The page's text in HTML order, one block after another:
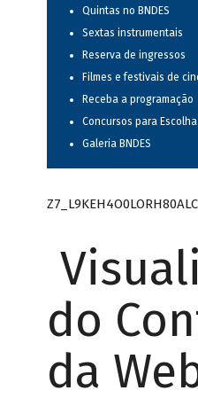
Quintas no BNDES
Sextas instrumentais
Reserva de ingressos
Filmes e festivais de
Receba a programação
Concursos para
Galeria BNDES
do
da